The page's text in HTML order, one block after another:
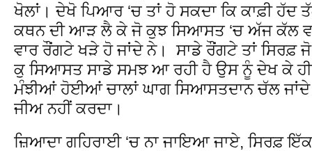
ਖੋਲਾਂ। ਦੇਖੋ ਪਿਆਰ ‘ਚ ਤਾਂ ਹੋ ਸਕਦਾ ਕਿ ਕਾਫ਼ੀ
ਕਥਨ ਦੀ ਆੜ ਲੈ ਕੇ ਜੋ ਕੁਝ ਸਿਆਸਤ ‘ਚ ਅੱਜ ਕੱਲ
ਵਾਰ ਰੌਂਗਟੇ ਖੜੇ ਹੋ ਜਾਂਦੇ ਨੇ। ਸਾਡੇ ਰੌਂਗਟੇ ਤਾਂ ਸਿਰਫ਼ ਜੋ
ਕੁ ਸਿਆਸਤ ਸਾਡੇ ਸਮਝ ਆ ਰਹੀ ਹੈ ਉਸ ਨੂੰ ਦੇਖ ਕੇ
ਮੰਝੀਆਂ ਹੋਈਆਂ ਚਾਲਾਂ ਘਾਗ ਸਿਆਸਤਦਾਨ ਚੱਲ ਜਾਂਦੇ
ਜੀਅ ਨਹੀਂ ਕਰਦਾ।
ਜ਼ਿਆਦਾ ਗਹਿਰਾਈ ‘ਚ ਨਾ ਜਾਇਆ ਜਾਏ, ਸਿਰਫ਼